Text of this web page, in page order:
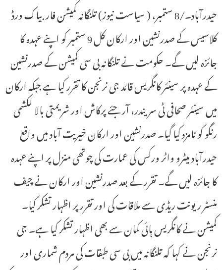
حیدرآباد۔/8 ستمبر، ( سیاست نیوز) تلنگانہ کمیشن فار بیاک ورڈ
کلاسیس کے صدرنشین اور ارکان کل 9 ستمبر کو اپنے عہدہ کا
جائزہ لیں گے۔ حکومت نے تلنگانہ بی سی کمیشن کے صدرنشین
کے عہدہ پر سینئر کانگریس قائد جی نرنجن کا تقرر کیا ہے جبکہ ارکان
میں سینئر صحافی ٹی سریندر، آر جئے پرکاش اور شریمتی بالا لکشمی
رنگو کو نامزد کیا گیا۔ صدرنشین اور ارکان خیریت آباد میں واقع
حیدرآباد میٹرو واٹر ورکس کی عمارت کی چوتھی منزل پر اپنے عہدہ
کا جائزہ لیں گے۔ تقرر کے بعد صدرنشین اور ارکان نے چیف
منسٹر ریونت ریڈی سے ملاقات کی اور تقرر پر اظہار تشکر کیا۔
کمیشن نے کانگریس ہائی کمان سے بھی اظہار تشکر کیا ہے۔ جی
نرنجن نے کہا کہ تلنگانہ میں بی سی طبقات کی مردم شماری اور